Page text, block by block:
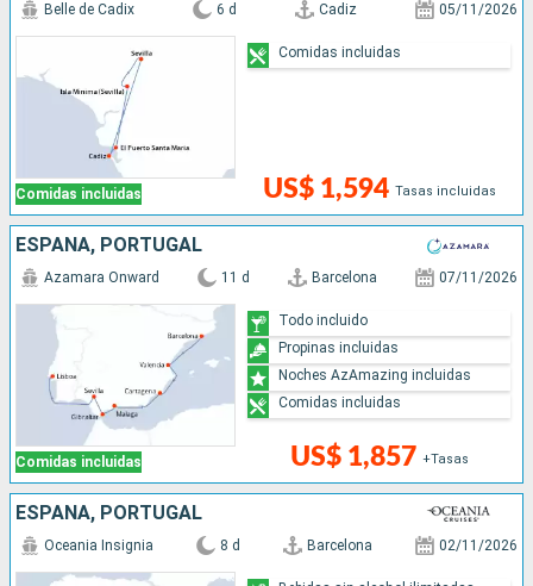
Comidas incluidas
Belle de Cadix 6 d Cadiz 05/11/2026
US$ 1,594 Tasas incluidas
Comidas incluidas
ESPAÑA, PORTUGAL
Comidas incluidas
Azamara Onward 11 d Barcelona 07/11/2026
US$ 1,857 +Tasas
Todo incluido
Propinas incluidas
Noches AzAmazing incluidas
Comidas incluidas
ESPAÑA, PORTUGAL
Oceania Insignia 8 d Barcelona 02/11/2026